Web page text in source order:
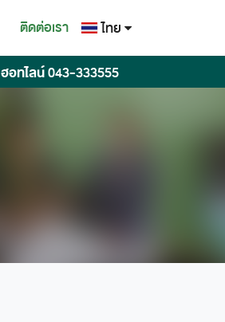
ติดต่อเรา ไทย
English
ฮอทไลน์043-333555